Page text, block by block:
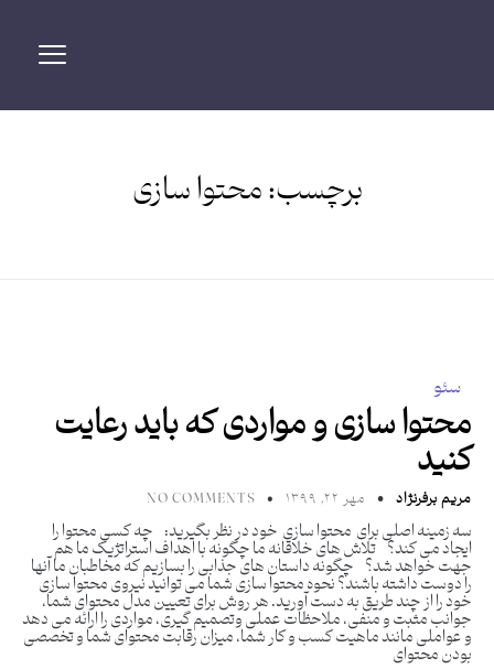
برچسب:محتوا سازی
سئو
محتوا سازی و مواردی که باید رعایت
کنید
مریم برفرنژاد مهر ۲۲, ۱۳۹۹ NO COMMENTS
سه زمینه اصلی برای محتوا سازی خود در نظر بگیرید: چه کسی محتوا را
ایجاد می کند؟ تلاش های خلاقانه ما چگونه با اهداف استراتژیک ما هم
جهت خواهد شد؟ چگونه داستان های جذابی را بسازیم که مخاطبان ما آنها
را دوست داشته باشند؟ نحوه محتوا سازی شما می توانید نیروی محتوا سازی
خود را از چند طریق به دست آورید. هر روش برای تعیین مدل محتوای شما،
جوانب مثبت و منفی، ملاحظات عملی وتصمیم گیری، مواردی را ارائه می دهد
و عواملی مانند ماهیت کسب و کار شما، میزان رقابت محتوای شما و تخصصی
بودن محتوای